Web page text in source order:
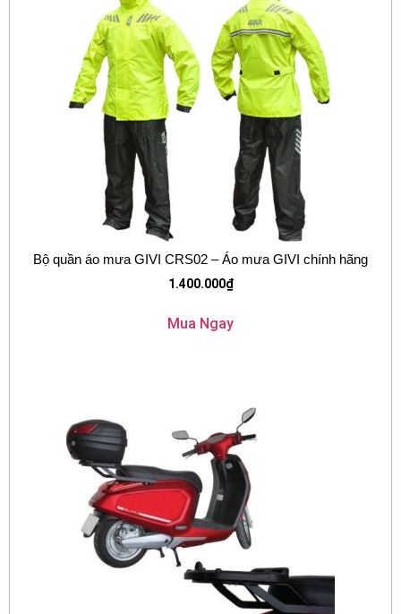
Bộ quần áo mưa GIVI CRS02 – Áo mưa GIVI chính hãng
1.400.000₫
Mua Ngay